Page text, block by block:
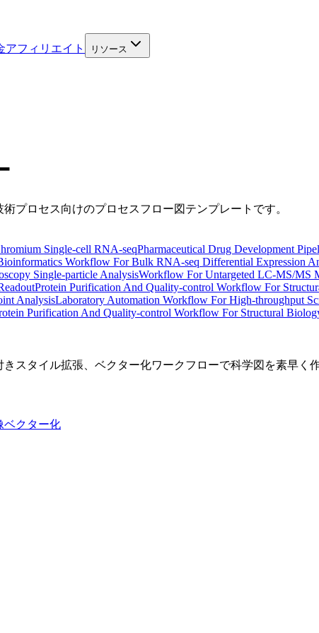
アフィリエイト リソース
プロセス向けのプロセスフロー図テンプレートです。
Single-cell RNA-seqPharmaceutical Drug Development
Workflow For Bulk RNA-seq Differential Expression
Single-particle AnalysisWorkflow For Untargeted LC-MS/MS
Protein Purification And Quality-control Workflow For
AnalysisLaboratory Automation Workflow For High-throughput
Purification And Quality-control Workflow For Structural
スタイル拡張、ベクター化ワークフローで科学図を素早く作
ベクター化